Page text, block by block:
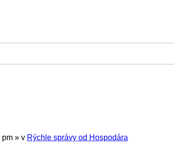
pm » v Rýchle správy od Hospodára